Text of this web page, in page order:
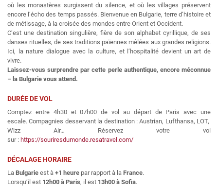
où les monastères surgissent du silence, et où les villages préservent
encore l’écho des temps passés. Bienvenue en Bulgarie, terre d’histoire et
de métissage, à la croisée des mondes entre Orient et Occident.
C’est une destination singulière, fière de son alphabet cyrillique, de ses
danses rituelles, de ses traditions païennes mêlées aux grandes religions.
Ici, la nature dialogue avec la culture, et l’hospitalité devient un art de
vivre.
Laissez-vous surprendre par cette perle authentique, encore méconnue
– la Bulgarie vous attend.
DURÉE DE VOL
Comptez entre 4h30 et 07h00 de vol au départ de Paris avec une
escale. Compagnies desservant la destination : Austrian, Lufthansa, LOT,
Wizz Air… Réservez votre vol
sur : https://souriresdumonde.resatravel.com/
DÉCALAGE HORAIRE
La Bulgarie est à +1 heure par rapport à la France.
Lorsqu’il est 12h00 à Paris, il est 13h00 à Sofia.